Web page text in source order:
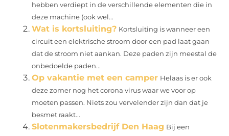
hebben verdiept in de verschillende elementen die in
deze machine (ook wel...
Wat is kortsluiting? Kortsluiting is wanneer een
circuit een elektrische stroom door een pad laat gaan
dat de stroom niet aankan. Deze paden zijn meestal de
onbedoelde paden...
Op vakantie met een camper Helaas is er ook
deze zomer nog het corona virus waar we voor op
moeten passen. Niets zou vervelender zijn dan dat je
besmet raakt...
Slotenmakersbedrijf Den Haag Bij een